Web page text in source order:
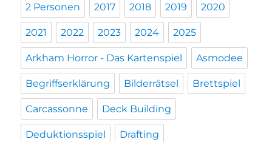
2 Personen 2017 2018 2019 2020
2021 2022 2023 2024 2025
Arkham Horror - Das Kartenspiel Asmodee
Begriffserklärung Bilderrätsel Brettspiel
Carcassonne Deck Building
Deduktionsspiel Drafting